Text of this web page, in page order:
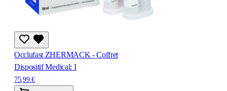
Occlufast ZHERMACK - Coffret
Dispositif Medical: I
75,99 €